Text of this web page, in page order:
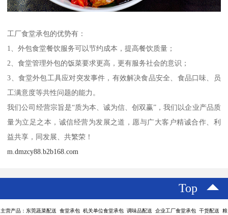
工厂食堂承包的优势有：
1、外包食堂餐饮服务可以节约成本，提高餐饮质量；
2、食堂管理外包的饭菜要求更高，更有服务社会的意识；
3、食堂外包工具应对突发事件，有效解决食品安全、食品口味、员
工满意度等共性问题的能力。
我们公司经营宗旨是“质为本、诚为信、创双赢”，我们以企业产品质
量为立足之本，诚信经营为发展之道，愿与广大客户精诚合作、利
益共享，同发展、共繁荣！
m.dmzcy88.b2b168.com
Top
主营产品：东莞蔬菜配送 食堂承包 机关单位食堂承包 调味品配送 企业工厂食堂承包 干货配送 粮